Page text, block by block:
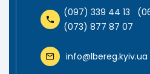
(097) 339 44 13
(073) 877 87 07
info@lbereg.kyiv.ua